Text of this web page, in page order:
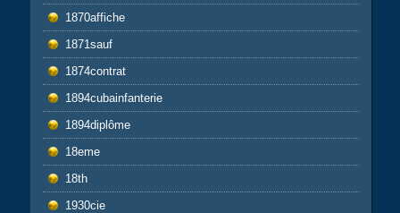
1870affiche
1871sauf
1874contrat
1894cubainfanterie
1894diplôme
18eme
18th
1930cie